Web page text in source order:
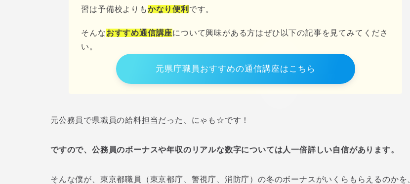
習は予備校よりもかなり便利 です。
そんなおすすめ通信講座について興味がある方はぜひ以下の記事を見てみてくださ
い。
元県庁職員おすすめの通信講座はこちら
元公務員で県職員の給料担当だった、にゃも☆です！
ですので、公務員のボーナスや年収のリアルな数字については人一倍詳しい自信があります。
そんな僕が、東京都職員（東京都庁、警視庁、消防庁）の冬のボーナスがいくらもらえるのかを